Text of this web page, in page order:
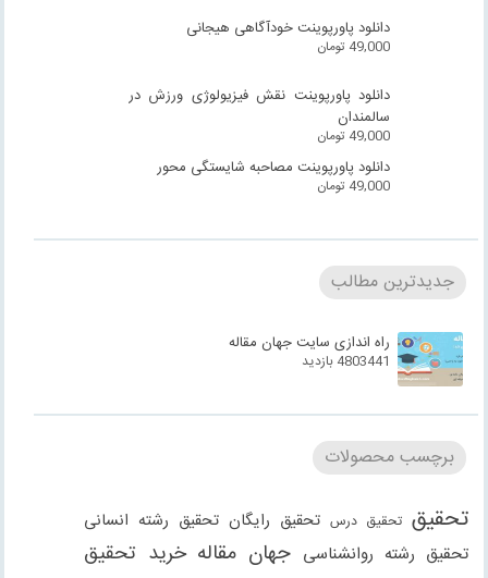
دانلود پاورپوینت خودآگاهی هیجانی
49,000 تومان
دانلود پاورپوینت نقش فیزیولوژی ورزش در
سالمندان
49,000 تومان
دانلود پاورپوینت مصاحبه شایستگی محور
49,000 تومان
جدیدترین مطالب
راه اندازی سایت جهان مقاله
4803441 بازدید
برچسب محصولات
تحقیق تحقیق درس تحقیق رایگان تحقیق رشته انسانی
تحقیق رشته روانشناسی جهان مقاله خرید تحقیق